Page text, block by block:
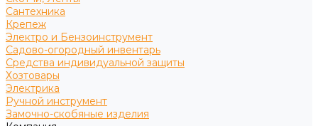
Сантехника
Крепеж
Электро и Бензоинструмент
Садово-огородный инвентарь
Средства индивидуальной защиты
Хозтовары
Электрика
Ручной инструмент
Замочно-скобяные изделия